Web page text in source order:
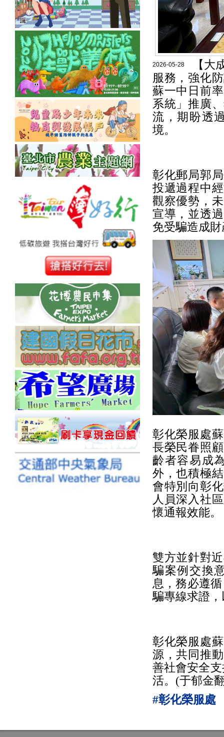
2026-05-28
【大
服務，強化
蘇一中日前
系統」推廣
流，期盼透
境。
彰化郵局郭
投遞過程中
觀察優勢，
宣導，並透
免受騙造成
彰化榮服處
長榮民眷照
齡者容易成
外，也積極
會特別向彰
人員深入社
懷通報效能。
雙方並針對
騙案例交換
息，務必遵
騙專線求證
彰化榮服處
源，共同推
善社會安全
活。(于郁金
#彰化榮服處